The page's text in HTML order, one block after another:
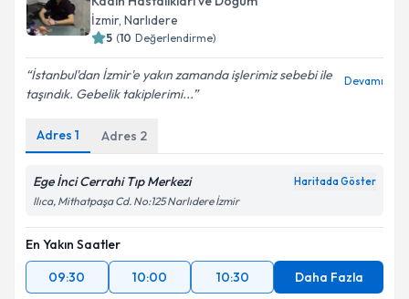
İzmir, Narlıdere
5 (10 Değerlendirme)
İstanbul'dan İzmir'e yakın zamanda işlerimiz sebebi ile
taşındık. Gebelik takiplerimi...
Devamı
Adres 1 Adres 2
Ege İnci Cerrahi Tıp Merkezi Haritada Göster
Ilıca, Mithatpaşa Cd. No:125 Narlıdere İzmir
En Yakın Saatler
09:30
10:00 10:30 Daha Fazla